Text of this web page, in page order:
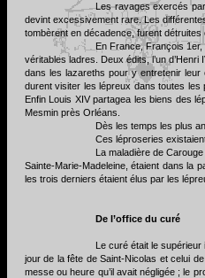
Les ravages exercés
devint excessivement rare. Les
tombèrent en décadence, furent détruites
En France, François
véritables ladres. Deux édits, l’un
dans les lazareths pour y entretenir
durent visiter les lépreux dans toutes les
Enfin Louis XIV partagea les biens des
Mesmin près Orléans.
Dès les temps les plus
Ces léproseries
La maladière de
Sainte-Marie-Madeleine, étaient dans la
les trois derniers étaient élus par les
De l’office du curé
Le curé était le
jour de la fête de Saint-Nicolas et celui
messe ou heure qu’il avait négligée ; le